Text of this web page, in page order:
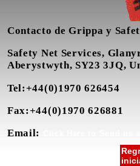
Contacto de Grippa y
Safety Net Services,
Aberystwyth, SY23 3JQ,
Tel:+44(0)1970 626454
Fax:+44(0)1970 626881
Email: